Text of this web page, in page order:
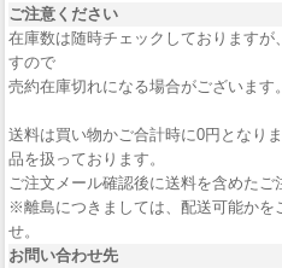
ご注意ください
在庫数は随時チェックしておりますが
すので
売約在庫切れになる場合がございます
送料は買い物かご合計時に0円となり
品を扱っております。
ご注文メール確認後に送料を含めたご
※離島につきましては、配送可能かを
せ。
お問い合わせ先